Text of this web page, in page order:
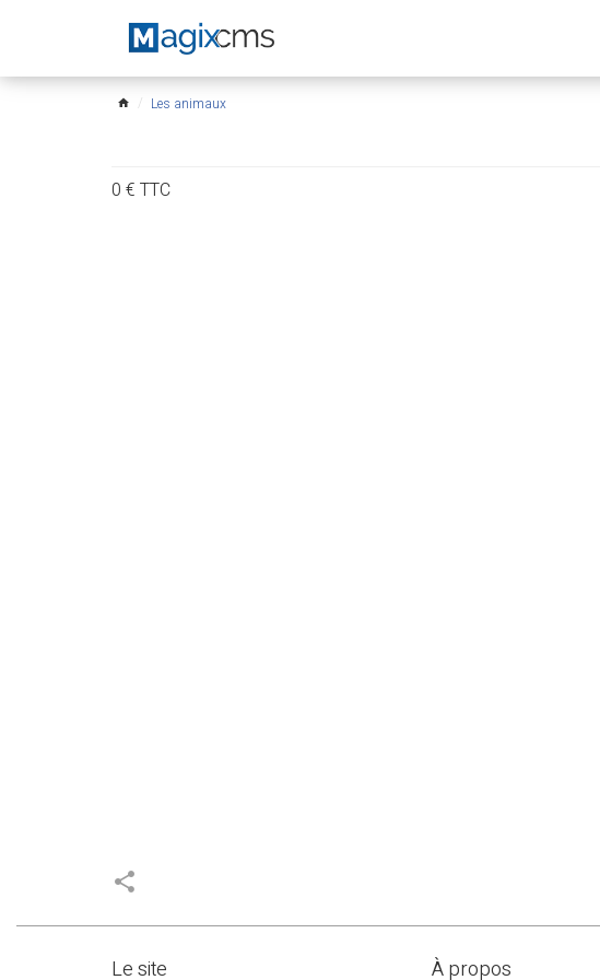
home Les animaux
0 € TTC
share
Le site À propos